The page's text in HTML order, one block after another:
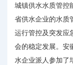
城镇供水水质管控
省供水企业的水质
运行管控及突发应
会的稳定发展。安
水企业派人参加了